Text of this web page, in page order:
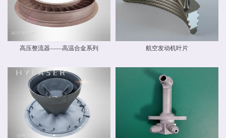
国 ；核心竞争力是持续创新、快速响应。我们根据客户需求开发新产品和系统
方案，提供可靠的质量和最好的服务，并降低客户成本。
高压整流器——高温合金系列 航空发动机叶片